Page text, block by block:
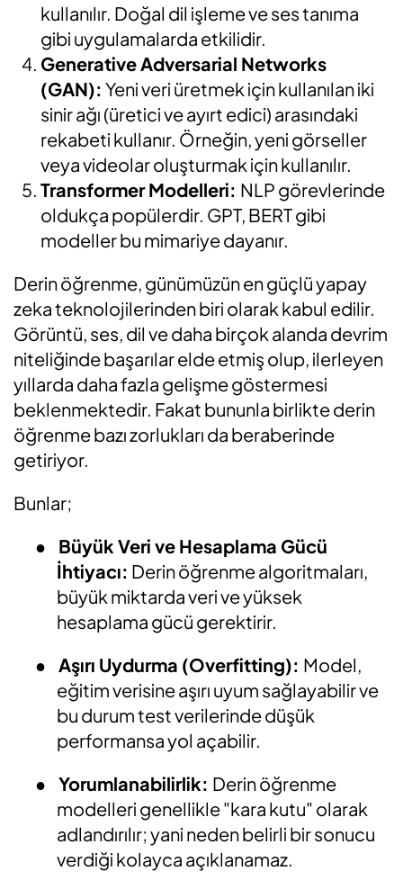
kullanılır. Doğal dil işleme ve ses tanıma
gibi uygulamalarda etkilidir.
Generative Adversarial Networks
(GAN): Yeni veri üretmek için kullanılan iki
sinir ağı (üretici ve ayırt edici) arasındaki
rekabeti kullanır. Örneğin, yeni görseller
veya videolar oluşturmak için kullanılır.
Transformer Modelleri: NLP görevlerinde
oldukça popülerdir. GPT, BERT gibi
modeller bu mimariye dayanır.
Derin öğrenme, günümüzün en güçlü yapay
zeka teknolojilerinden biri olarak kabul edilir.
Görüntü, ses, dil ve daha birçok alanda devrim
niteliğinde başarılar elde etmiş olup, ilerleyen
yıllarda daha fazla gelişme göstermesi
beklenmektedir. Fakat bununla birlikte derin
öğrenme bazı zorlukları da beraberinde
getiriyor.
Bunlar;
●
Büyük Veri ve Hesaplama Gücü
İhtiyacı: Derin öğrenme algoritmaları,
büyük miktarda veri ve yüksek
hesaplama gücü gerektirir.
●
Aşırı Uydurma (Overfitting): Model,
eğitim verisine aşırı uyum sağlayabilir ve
bu durum test verilerinde düşük
performansa yol açabilir.
● Yorumlanabilirlik: Derin öğrenme
modelleri genellikle "kara kutu" olarak
adlandırılır; yani neden belirli bir sonucu
verdiği kolayca açıklanamaz.